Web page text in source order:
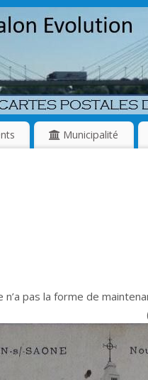
Municipalité
n’a pas la forme
(2